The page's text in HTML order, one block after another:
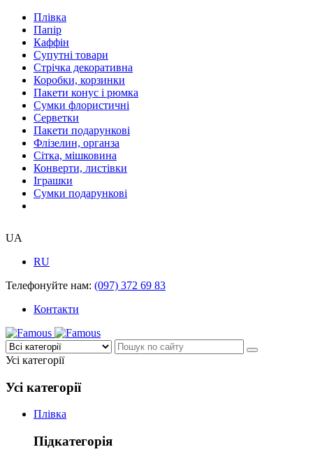
Плівка
Папір
Каффін
Супутні товари
Стрічка декоративна
Коробки, корзинки
Пакети конус і рюмка
Сумки флористичні
Серветки
Пакети подарункові
Флізелин, органза
Сітка, мішковина
Конверти, листівки
Іграшки
Сумки подарункові
UA
RU
Телефонуйте нам: (097) 372 69 83
Контакти
Усі категорії
Усі категорії
Плівка
Підкатегорія